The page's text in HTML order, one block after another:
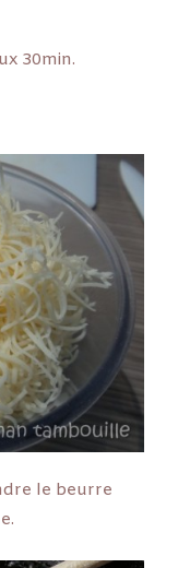
30min.
le beurre